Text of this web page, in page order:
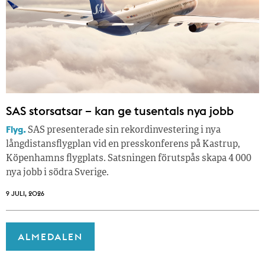
SAS storsatsar – kan ge tusentals nya jobb
Flyg.SAS presenterade sin rekordinvestering i nya
långdistansflygplan vid en presskonferens på Kastrup,
Köpenhamns flygplats. Satsningen förutspås skapa 4 000
nya jobb i södra Sverige.
9 JULI, 2026
ALMEDALEN